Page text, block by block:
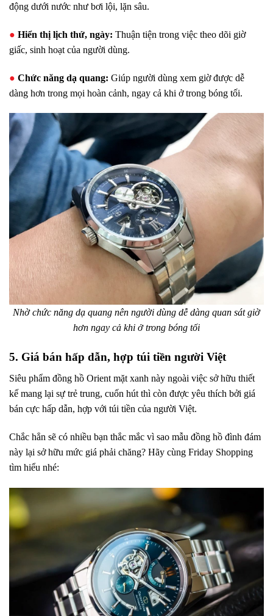
động dưới nước như bơi lội, lặn sâu.
● Hiển thị lịch thứ, ngày: Thuận tiện trong việc theo dõi giờ
giấc, sinh hoạt của người dùng.
● Chức năng dạ quang: Giúp người dùng xem giờ được dễ
dàng hơn trong mọi hoàn cảnh, ngay cả khi ở trong bóng tối.
Nhờ chức năng dạ quang nên người dùng dễ dàng quan sát giờ
hơn ngay cả khi ở trong bóng tối
5. Giá bán hấp dẫn, hợp túi tiền người Việt
Siêu phẩm đồng hồ Orient mặt xanh này ngoài việc sở hữu thiết
kế mang lại sự trẻ trung, cuốn hút thì còn được yêu thích bởi giá
bán cực hấp dẫn, hợp với túi tiền của người Việt.
Chắc hẳn sẽ có nhiều bạn thắc mắc vì sao mẫu đồng hồ đình đám
này lại sở hữu mức giá phải chăng? Hãy cùng Friday Shopping
tìm hiểu nhé: